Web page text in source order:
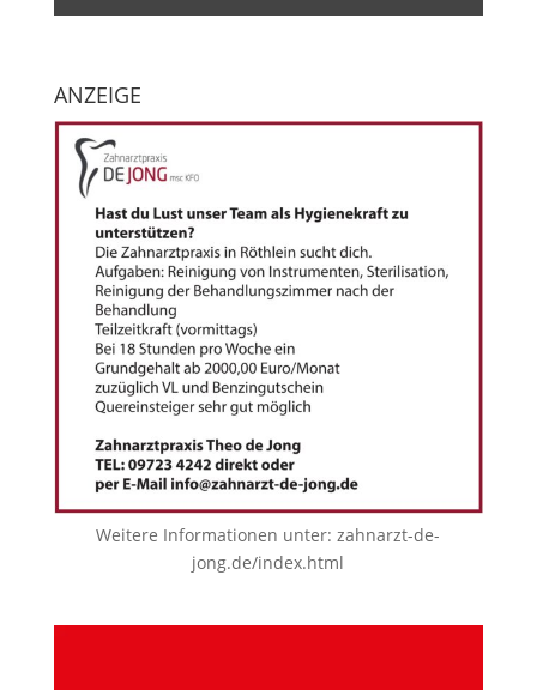
ANZEIGE
Weitere Informationen unter:zahnarzt-de-
jong.de/index.html